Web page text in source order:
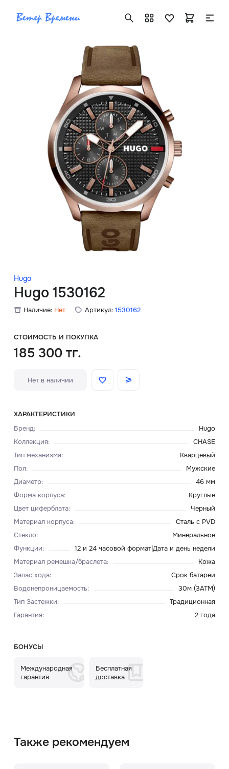
Hugo
Hugo 1530162
Наличие: Нет Артикул: 1530162
СТОИМОСТЬ И ПОКУПКА
185 300 тг.
Нет в наличии
ХАРАКТЕРИСТИКИ
Бренд:
Hugo
Коллекция:
CHASE
Тип механизма:
Кварцевый
Пол:
Мужские
Диаметр:
46 мм
Форма корпуса:
Круглые
Цвет циферблата:
Черный
Материал корпуса:
Сталь с PVD
Стекло:
Минеральное
Функции:
12 и 24 часовой формат|Дата и день недели
Материал ремешка/браслета:
Кожа
Запас хода:
Срок батареи
Водонепроницаемость:
30м (3ATM)
Тип Застежки:
Традиционная
Гарантия: 2 года
БОНУСЫ
Международная
гарантия
Бесплатная
доставка
Также рекомендуем
+7 ( 705 ) 181-42-50
info@vetervremeni.kz
Авторизация
Каталог
Мужские часы
Женские часы
Скидки
Главная
О нас